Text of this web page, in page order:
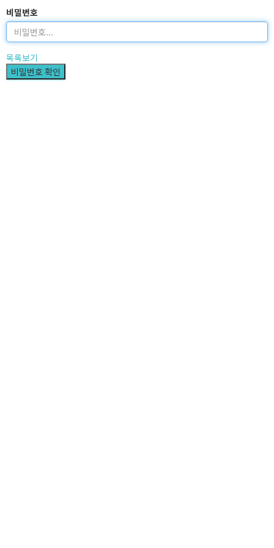
비밀번호
목록보기
비밀번호 확인